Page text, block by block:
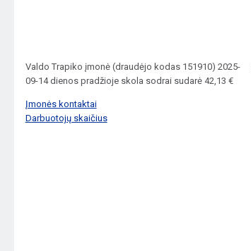
Valdo Trapiko įmonė (draudėjo kodas 151910) 2025-
09-14 dienos pradžioje skola sodrai sudarė 42,13 €
Įmonės kontaktai
Darbuotojų skaičius